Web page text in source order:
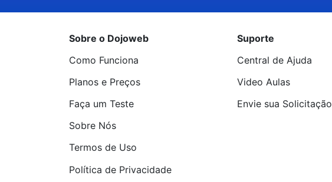
Sobre o Dojoweb
Como Funciona
Planos e Preços
Faça um Teste
Sobre Nós
Termos de Uso
Política de Privacidade
Suporte
Central de Ajuda
Video Aulas
Envie sua Solicitação